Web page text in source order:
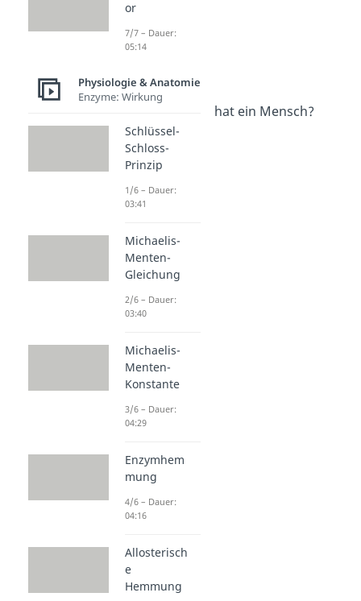
Gelenktypen
Dauer: 04:17
Rippen Mensch
Röhrenknochen
Dauer: 02:51
Wie viele Knochen hat ein Mensch?
Dauer: 02:50
Gebiss (Mensch)
Dauer: 04:41
Skelett
Dauer: 04:42
or
7/7 – Dauer:
05:14
Physiologie & Anatomie
Enzyme: Wirkung
Schlüssel-
Schloss-
Prinzip
1/6 – Dauer:
03:41
Michaelis-
Menten-
Gleichung
2/6 – Dauer:
03:40
Michaelis-
Menten-
Konstante
3/6 – Dauer:
04:29
Enzymhem
mung
4/6 – Dauer:
04:16
Allosterisch
e
Hemmung